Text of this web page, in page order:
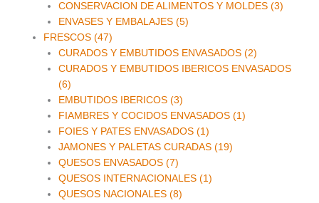
CONSERVACION DE ALIMENTOS Y MOLDES (3)
ENVASES Y EMBALAJES (5)
FRESCOS (47)
CURADOS Y EMBUTIDOS ENVASADOS (2)
CURADOS Y EMBUTIDOS IBERICOS ENVASADOS
(6)
EMBUTIDOS IBERICOS (3)
FIAMBRES Y COCIDOS ENVASADOS (1)
FOIES Y PATES ENVASADOS (1)
JAMONES Y PALETAS CURADAS (19)
QUESOS ENVASADOS (7)
QUESOS INTERNACIONALES (1)
QUESOS NACIONALES (8)